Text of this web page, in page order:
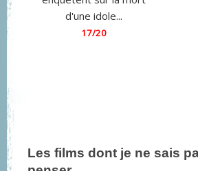
d'une idole...
17/20
Les films dont je ne sais